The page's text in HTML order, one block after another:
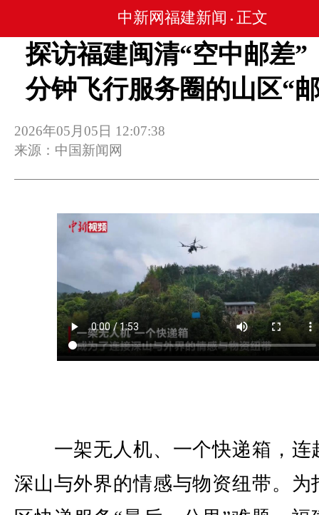
中新网福建新闻 • 正文
探访福建闽清“空中邮差”
分钟飞行服务圈的山区“
2026年05月05日 12:07:38
来源：中国新闻网
一架无人机、一个快递箱，连
深山与外界的情感与物资纽带。为